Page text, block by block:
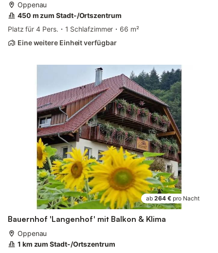
Oppenau
450 m zum Stadt-/Ortszentrum
Platz für 4 Pers.
1 Schlafzimmer
66 m²
Eine weitere Einheit verfügbar
ab 264 € pro Nacht
Bauernhof 'Langenhof' mit Balkon & Klima
Oppenau
1 km zum Stadt-/Ortszentrum